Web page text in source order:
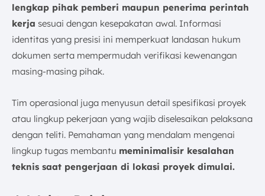
lengkap pihak pemberi maupun penerima perintah
kerja sesuai dengan kesepakatan awal. Informasi
identitas yang presisi ini memperkuat landasan hukum
dokumen serta mempermudah verifikasi kewenangan
masing-masing pihak.
Tim operasional juga menyusun detail spesifikasi proyek
atau lingkup pekerjaan yang wajib diselesaikan pelaksana
dengan teliti. Pemahaman yang mendalam mengenai
lingkup tugas membantu meminimalisir kesalahan
teknis saat pengerjaan di lokasi proyek dimulai.